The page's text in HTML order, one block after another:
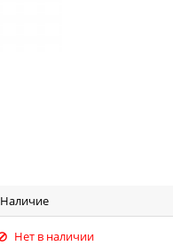
Наличие
Нет в наличии